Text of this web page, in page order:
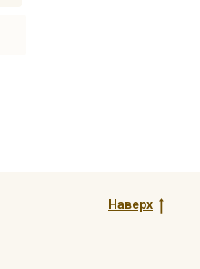
Наверх